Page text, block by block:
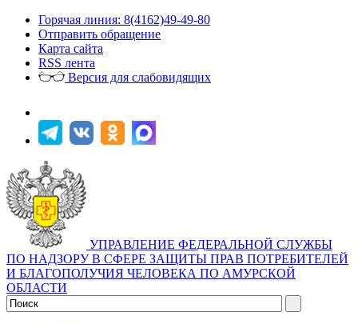
Горячая линия: 8(4162)49-49-80
Отправить обращение
Карта сайта
RSS лента
Версия для слабовидящих
УПРАВЛЕНИЕ ФЕДЕРАЛЬНОЙ СЛУЖБЫ
ПО НАДЗОРУ В СФЕРЕ ЗАЩИТЫ ПРАВ ПОТРЕБИТЕЛЕЙ
И БЛАГОПОЛУЧИЯ ЧЕЛОВЕКА ПО АМУРСКОЙ
ОБЛАСТИ